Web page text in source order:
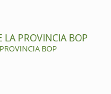
LA PROVINCIA BOP
BOP